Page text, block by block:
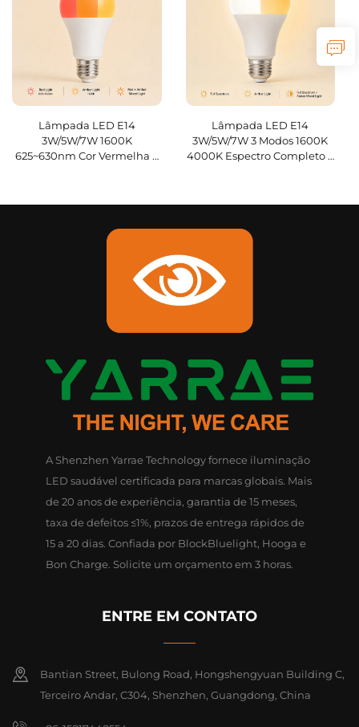
Lâmpada LED E14
3W/5W/7W 1600K
625~630nm Cor Vermelha e
Lâmpada LED E14
3W/5W/7W 3 Modos 1600K
4000K Espectro Completo e
A Shenzhen Yarrae Technology fornece iluminação
LED saudável certificada para marcas globais. Mais
de 20 anos de experiência, garantia de 15 meses,
taxa de defeitos ≤1%, prazos de entrega rápidos de
15 a 20 dias. Confiada por BlockBluelight, Hooga e
Bon Charge. Solicite um orçamento em 3 horas.
ENTRE EM CONTATO
Bantian Street, Bulong Road, Hongshengyuan Building C,
Terceiro Andar, C304, Shenzhen, Guangdong, China